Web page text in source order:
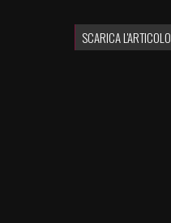
SCARICA L'ARTICOLO